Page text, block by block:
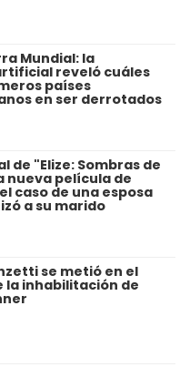
Mundial: la
reveló cuáles
países
en ser derrotados
de "Elize: Sombras de
nueva película de
caso de una esposa
a su marido
se metió en el
la inhabilitación de